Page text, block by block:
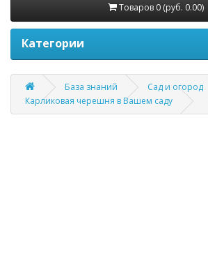
Товаров 0 (руб. 0.00)
Категории
База знаний
Сад и огород
Карликовая черешня в Вашем саду